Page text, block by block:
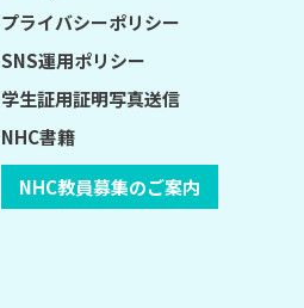
プライバシーポリシー
SNS運用ポリシー
学生証用証明写真送信
NHC書籍
NHC教員募集のご案内